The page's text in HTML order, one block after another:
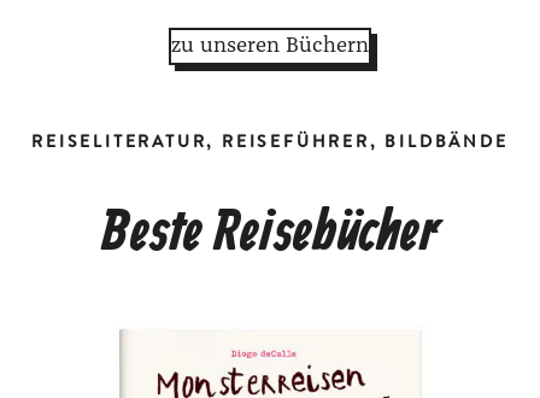
zu unseren Büchern
REISELITERATUR, REISEFÜHRER, BILDBÄNDE
Beste Reisebücher